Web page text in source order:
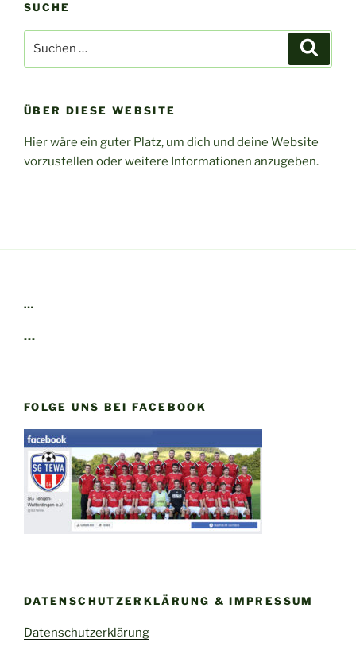
SUCHE
nach:
ÜBER DIESE WEBSITE
Hier wäre ein guter Platz, um dich und deine Website
vorzustellen oder weitere Informationen anzugeben.
…
…
FOLGE UNS BEI FACEBOOK
DATENSCHUTZERKLÄRUNG & IMPRESSUM
Datenschutzerklärung